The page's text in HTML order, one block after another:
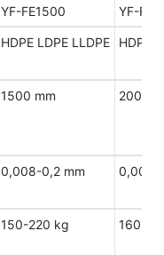
YF-FE1500 YF-
HDPE LDPE LLDPE HDPE
1500 mm 2000
0,008-0,2 mm 0,008-
150-220 kg 160-